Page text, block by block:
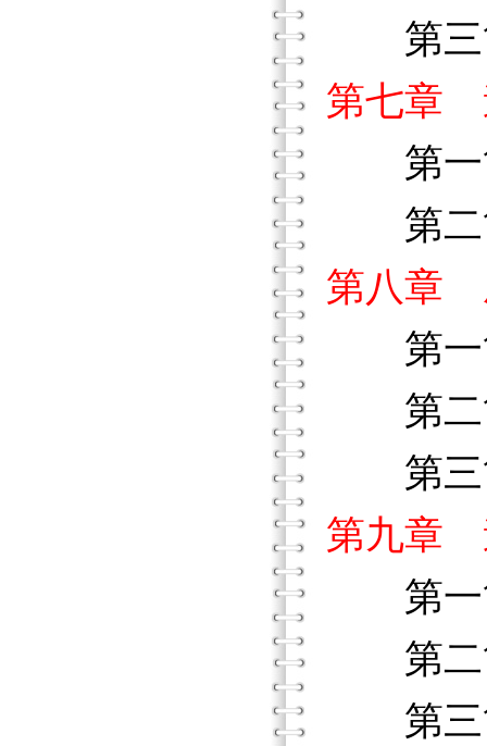
第三
第七章
第一
第二
第八章
第一
第二
第三
第九章
第一
第二
第三